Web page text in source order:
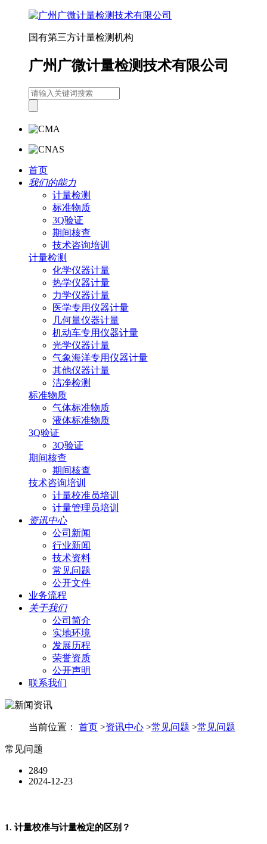
国有第三方计量检测机构
广州广微计量检测技术有限公司
首页
我们的能力
计量检测
标准物质
3Q验证
期间核查
技术咨询培训
计量检测
化学仪器计量
热学仪器计量
力学仪器计量
医学专用仪器计量
几何量仪器计量
机动车专用仪器计量
光学仪器计量
气象海洋专用仪器计量
其他仪器计量
洁净检测
标准物质
气体标准物质
液体标准物质
3Q验证
3Q验证
期间核查
期间核查
技术咨询培训
计量校准员培训
计量管理员培训
资讯中心
公司新闻
行业新闻
技术资料
常见问题
公开文件
业务流程
关于我们
公司简介
实地环境
发展历程
荣誉资质
公开声明
联系我们
当前位置： 首页 >资讯中心 >常见问题 >常见问题
常见问题
2849
2024-12-23
1. 计量校准与计量检定的区别？